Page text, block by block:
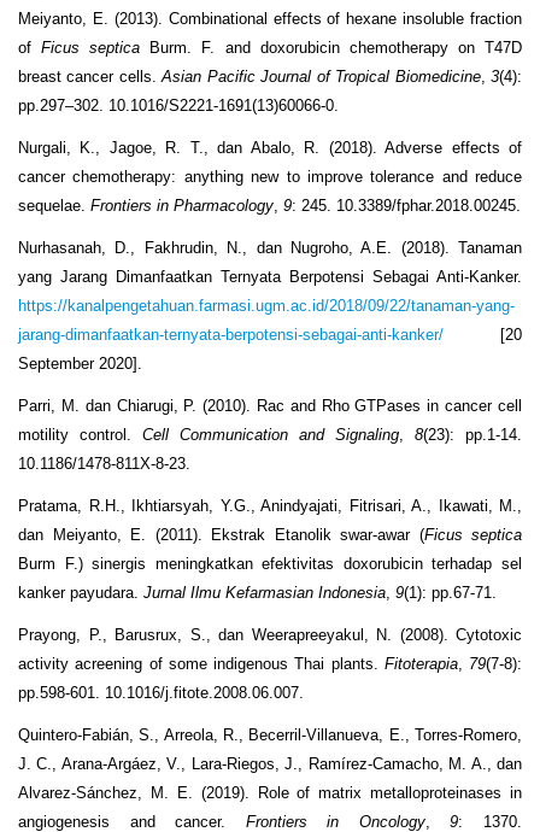
Meiyanto, E. (2013). Combinational effects of hexane insoluble fraction
ofFicus septica Burm. F. and doxorubicin chemotherapy on T47D
breast cancer cells.Asian Pacific Journal of Tropical Biomedicine,3(4):
pp.297–302. 10.1016/S2221-1691(13)60066-0.
Nurgali, K., Jagoe, R. T., dan Abalo, R. (2018). Adverse effects of
cancer chemotherapy: anything new to improve tolerance and reduce
sequelae. Frontiers in Pharmacology, 9: 245. 10.3389/fphar.2018.00245.
Nurhasanah, D., Fakhrudin, N., dan Nugroho, A.E. (2018). Tanaman
yang Jarang Dimanfaatkan Ternyata Berpotensi Sebagai Anti-Kanker.
https://kanalpengetahuan.farmasi.ugm.ac.id/2018/09/22/tanaman-yang-
jarang-dimanfaatkan-ternyata-berpotensi-sebagai-anti-kanker/ [20
September 2020].
Parri, M. dan Chiarugi, P. (2010). Rac and Rho GTPases in cancer cell
motility control. Cell Communication and Signaling, 8(23): pp.1-14.
10.1186/1478-811X-8-23.
Pratama, R.H., Ikhtiarsyah, Y.G., Anindyajati, Fitrisari, A., Ikawati, M.,
dan Meiyanto, E. (2011). Ekstrak Etanolik swar-awar (Ficus septica
Burm F.) sinergis meningkatkan efektivitas doxorubicin terhadap sel
kanker payudara. Jurnal Ilmu Kefarmasian Indonesia, 9(1): pp.67-71.
Prayong, P., Barusrux, S., dan Weerapreeyakul, N. (2008). Cytotoxic
activity acreening of some indigenous Thai plants. Fitoterapia, 79(7-8):
pp.598-601. 10.1016/j.fitote.2008.06.007.
Quintero-Fabián, S., Arreola, R., Becerril-Villanueva, E., Torres-Romero,
J. C., Arana-Argáez, V., Lara-Riegos, J., Ramírez-Camacho, M. A., dan
Alvarez-Sánchez, M. E. (2019). Role of matrix metalloproteinases in
angiogenesis and cancer. Frontiers in Oncology,9: 1370.